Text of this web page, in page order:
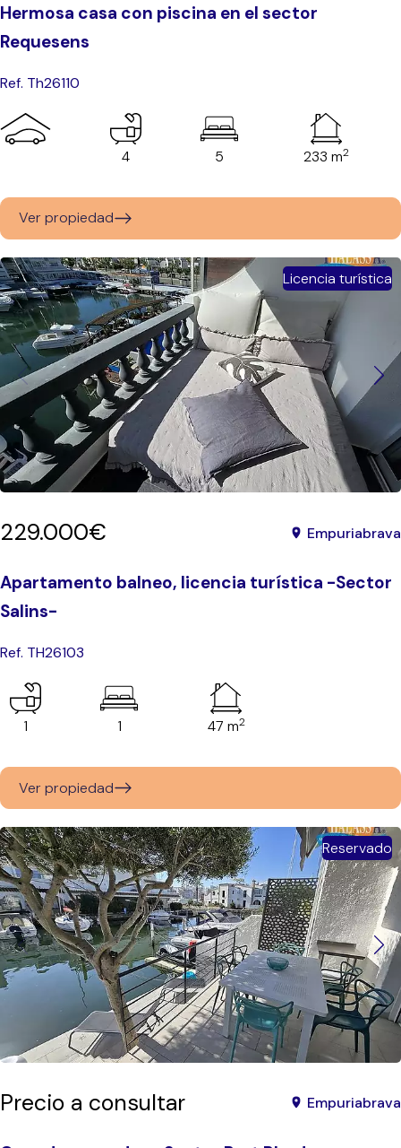
Hermosa casa con piscina en el sector
Requesens
Ref. Th26110
4 5 233 m2
Ver propiedad
Licencia turística
229.000€ Empuriabrava
Apartamento balneo, licencia turística -Sector
Salins-
Ref. TH26103
1 1 47 m2
Ver propiedad
Reservado
Precio a consultar Empuriabrava